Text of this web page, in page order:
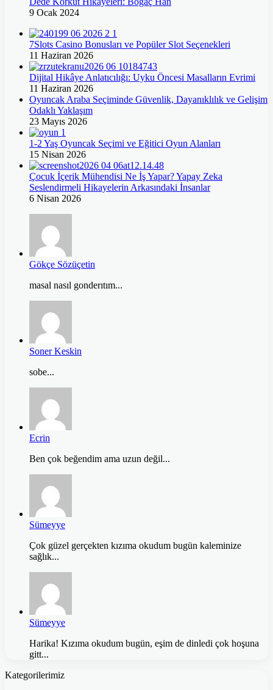
9 Ocak 2024
7Slots Casino Bonusları ve Popüler Slot Seçenekleri
11 Haziran 2026
Dijital Hikâye Anlatıcılığı: Uyku Öncesi Masalların Evrimi
11 Haziran 2026
Oyuncak Araba Seçiminde Güvenlik, Dayanıklılık ve Gelişim
Odaklı Yaklaşım
23 Mayıs 2026
1-2 Yaş Oyuncak Seçimi ve Eğitici Oyun Alanları
15 Nisan 2026
Çocuk İçerik Mühendisi Ne İş Yapar? Yapay Zeka
Seslendirmeli Hikayelerin Arkasındaki İnsanlar
6 Nisan 2026
Gökçe Sözüçetin
masal nasıl gonderıtım...
Soner Keskin
sobe...
Ecrin
Ben çok beğendim ama uzun değil...
Sümeyye
Çok güzel gerçekten kızıma okudum bugün kaleminize
sağlık...
Sümeyye
Harika! Kızıma okudum bugün, eşim de dinledi çok hoşuna
gitt...
Kategorilerimiz